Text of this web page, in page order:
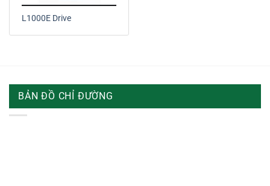
L1000E Drive
BẢN ĐỒ CHỈ ĐƯỜNG